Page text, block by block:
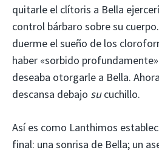
quitarle el clítoris a Bella
control bárbaro sobre su
duerme el sueño de los
haber «sorbido
deseaba otorgarle a Bella.
descansa debajo sucuchillo.
Así es como Lanthimos
final: una sonrisa de Bella; un